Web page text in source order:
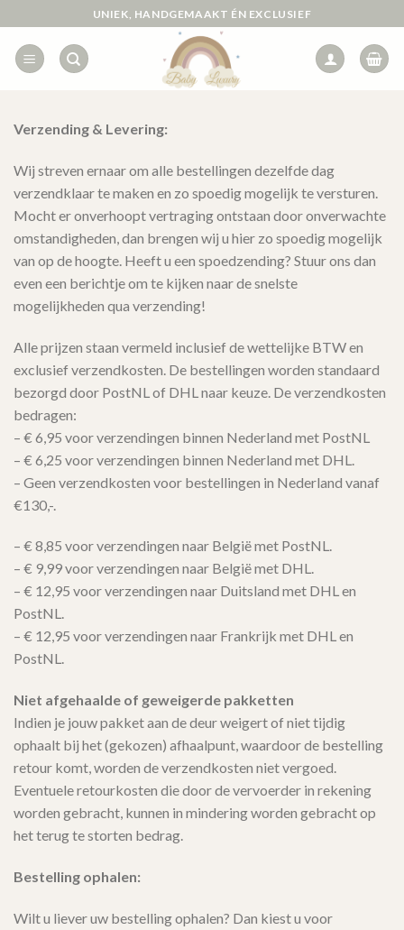
naar
inhoud
UNIEK, HANDGEMAAKT ÉN EXCLUSIEF
Verzending & Levering:
Wij streven ernaar om alle bestellingen dezelfde dag
verzendklaar te maken en zo spoedig mogelijk te versturen.
Mocht er onverhoopt vertraging ontstaan door onverwachte
omstandigheden, dan brengen wij u hier zo spoedig mogelijk
van op de hoogte. Heeft u een spoedzending? Stuur ons dan
even een berichtje om te kijken naar de snelste
mogelijkheden qua verzending!
Alle prijzen staan vermeld inclusief de wettelijke BTW en
exclusief verzendkosten. De bestellingen worden standaard
bezorgd door PostNL of DHL naar keuze. De verzendkosten
bedragen:
– € 6,95 voor verzendingen binnen Nederland met PostNL
– € 6,25 voor verzendingen binnen Nederland met DHL.
– Geen verzendkosten voor bestellingen in Nederland vanaf
€130,-.
– € 8,85 voor verzendingen naar België met PostNL.
– € 9,99 voor verzendingen naar België met DHL.
– € 12,95 voor verzendingen naar Duitsland met DHL en
PostNL.
– € 12,95 voor verzendingen naar Frankrijk met DHL en
PostNL.
Niet afgehaalde of geweigerde pakketten
Indien je jouw pakket aan de deur weigert of niet tijdig
ophaalt bij het (gekozen) afhaalpunt, waardoor de bestelling
retour komt, worden de verzendkosten niet vergoed.
Eventuele retourkosten die door de vervoerder in rekening
worden gebracht, kunnen in mindering worden gebracht op
het terug te storten bedrag.
Bestelling ophalen:
Wilt u liever uw bestelling ophalen? Dan kiest u voor